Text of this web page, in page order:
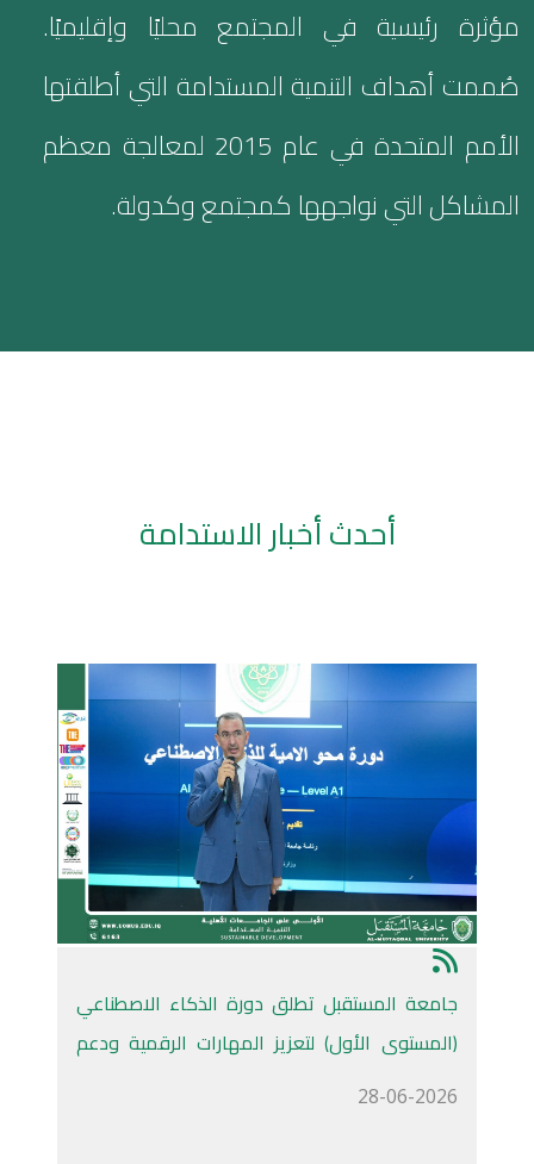
مؤثرة رئيسية في المجتمع محليًا وإقليميًا.
صُممت أهداف التنمية المستدامة التي أطلقتها
الأمم المتحدة في عام 2015 لمعالجة معظم
المشاكل التي نواجهها كمجتمع وكدولة.
أحدث أخبار الاستدامة
جامعة المستقبل تطلق دورة الذكاء الاصطناعي
(المستوى الأول) لتعزيز المهارات الرقمية ودعم
التحول المؤسسي المستدام
28-06-2026